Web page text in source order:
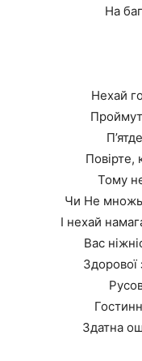
На
Нехай
Проймут
Повірте,
Тому
Чи Не
І нехай
Вас
Здатна